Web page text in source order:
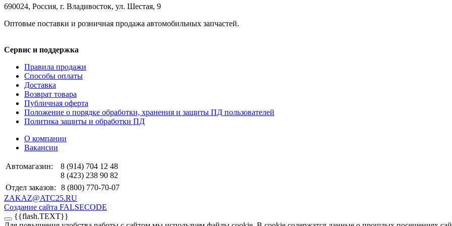
690024, Россия, г. Владивосток, ул. Шестая, 9
Оптовые поставки и розничная продажа автомобильных запчастей.
Сервис и поддержка
Правила продажи
Способы оплаты
Доставка
Возврат товара
Публичная оферта
Положение о порядке обработки, хранения и защиты ПД пользователей
Политика защиты и обработки ПД
О компании
Вакансии
Автомагазин:
8 (914) 704 12 48
8 (423) 238 90 82
Отдел заказов:
8 (800) 770-70-07
ZAKAZ@ATC25.RU
Создание сайта FALSECODE
{{flash.TEXT}}